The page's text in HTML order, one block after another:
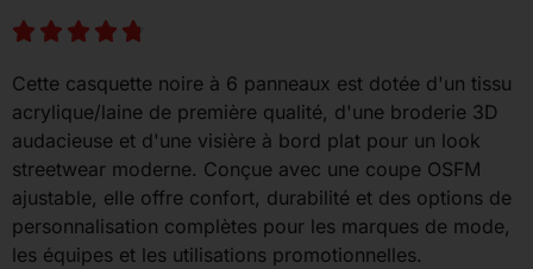
Cette casquette noire à 6 panneaux est dotée d'un tissu
acrylique/laine de première qualité, d'une broderie 3D
audacieuse et d'une visière à bord plat pour un look
streetwear moderne. Conçue avec une coupe OSFM
ajustable, elle offre confort, durabilité et des options de
personnalisation complètes pour les marques de mode,
les équipes et les utilisations promotionnelles.